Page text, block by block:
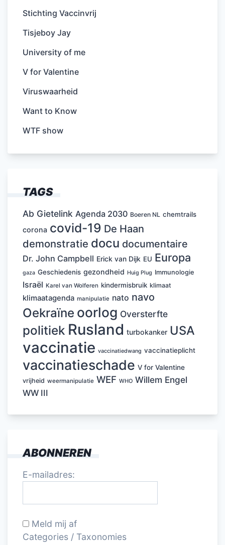
Stichting Vaccinvrij
Tisjeboy Jay
University of me
V for Valentine
Viruswaarheid
Want to Know
WTF show
TAGS
Ab Gietelink Agenda 2030 Boeren NL chemtrails
corona covid-19 De Haan
demonstratie docu documentaire
Dr. John Campbell Erick van Dijk EU Europa
gaza Geschiedenis gezondheid Huig Plug Immunologie
Israël Karel van Wolferen kindermisbruik klimaat
klimaatagenda manipulatie nato navo
Oekraïne oorlog Oversterfte
politiek Rusland turbokanker USA
vaccinatie vaccinatiedwang vaccinatieplicht
vaccinatieschade V for Valentine
vrijheid weermanipulatie WEF WHO Willem Engel
WW III
ABONNEREN
E-mailadres:
Meld mij af
Categories / Taxonomies